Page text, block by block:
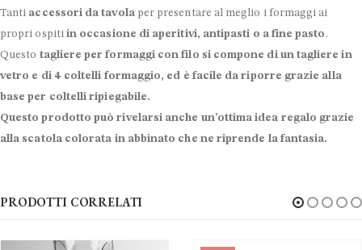
Tanti accessori da tavolaper presentare al meglio i formaggi ai
propri ospiti in occasione di aperitivi, antipasti o a fine pasto .
Questo tagliere per formaggi con filo si compone di un tagliere in
vetro e di 4 coltelli formaggio, ed è facile da riporre grazie alla
base per coltelli ripiegabile.
Questo prodotto può rivelarsi anche un’ottima idea regalo grazie
alla scatola colorata in abbinato che ne riprende la fantasia.
PRODOTTI CORRELATI